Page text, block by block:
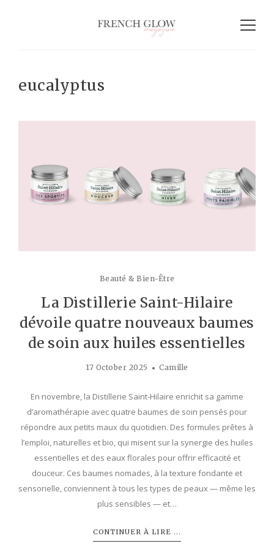
eucalyptus
Beauté & Bien-Être
La Distillerie Saint-Hilaire
dévoile quatre nouveaux baumes
de soin aux huiles essentielles
17 October 2025 Camille
En novembre, la Distillerie Saint-Hilaire enrichit sa gamme
d’aromathérapie avec quatre baumes de soin pensés pour
répondre aux petits maux du quotidien. Des formules prêtes à
l’emploi, naturelles et bio, qui misent sur la synergie des huiles
essentielles et des eaux florales pour offrir efficacité et
douceur. Ces baumes nomades, à la texture fondante et
sensorielle, conviennent à tous les types de peaux — même les
plus sensibles — et…
CONTINUER À LIRE ...